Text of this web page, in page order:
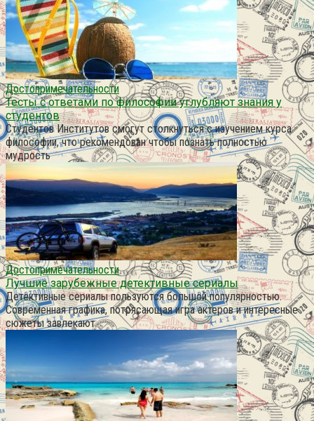
Достопримечательности
Тесты с ответами по философии углубляют знания у
студентов
Студентов Институтов смогут столкнуться с изучением курса
философии, что рекомендован чтобы познать полностью
мудрость
Достопримечательности
Лучшие зарубежные детективные сериалы
Детективные сериалы пользуются большой популярностью.
Современная графика, потрясающая игра актеров и интересные
сюжеты завлекают